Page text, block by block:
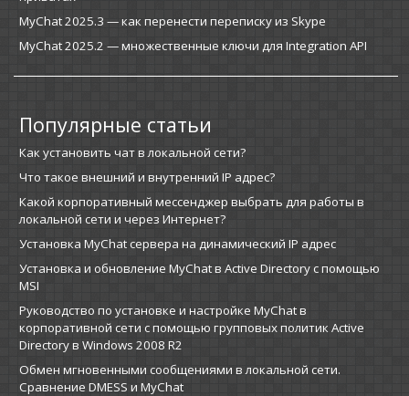
MyChat 2025.3 — как перенести переписку из Skype
MyChat 2025.2 — множественные ключи для Integration API
Популярные статьи
Как установить чат в локальной сети?
Что такое внешний и внутренний IP адрес?
Какой корпоративный мессенджер выбрать для работы в
локальной сети и через Интернет?
Установка MyChat сервера на динамический IP адрес
Установка и обновление MyChat в Active Directory с помощью
MSI
Руководство по установке и настройке MyChat в
корпоративной сети с помощью групповых политик Active
Directory в Windows 2008 R2
Обмен мгновенными сообщениями в локальной сети.
Сравнение DMESS и MyChat